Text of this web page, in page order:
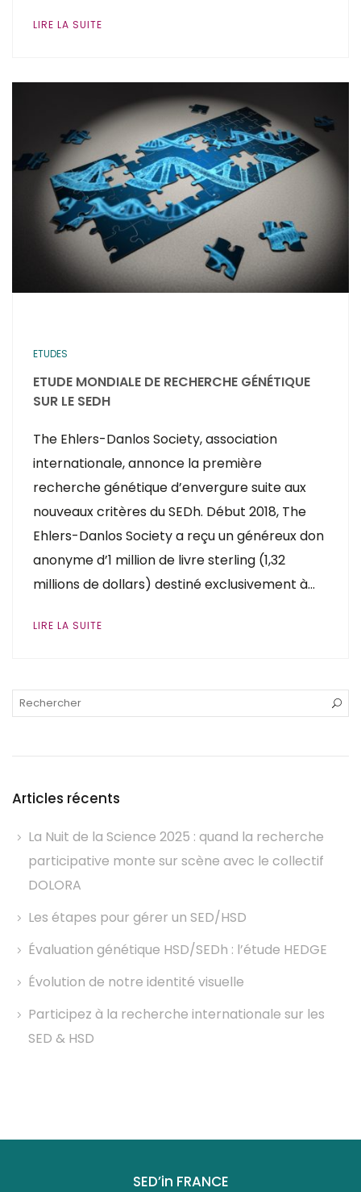
LIRE LA SUITE
ETUDES
ETUDE MONDIALE DE RECHERCHE GÉNÉTIQUE
SUR LE SEDH
The Ehlers-Danlos Society, association
internationale, annonce la première
recherche génétique d’envergure suite aux
nouveaux critères du SEDh. Début 2018, The
Ehlers-Danlos Society a reçu un généreux don
anonyme d’1 million de livre sterling (1,32
millions de dollars) destiné exclusivement à…
LIRE LA SUITE
Articles récents
La Nuit de la Science 2025 : quand la recherche
participative monte sur scène avec le collectif
DOLORA
Les étapes pour gérer un SED/HSD
Évaluation génétique HSD/SEDh : l’étude HEDGE
Évolution de notre identité visuelle
Participez à la recherche internationale sur les
SED & HSD
SED’in FRANCE